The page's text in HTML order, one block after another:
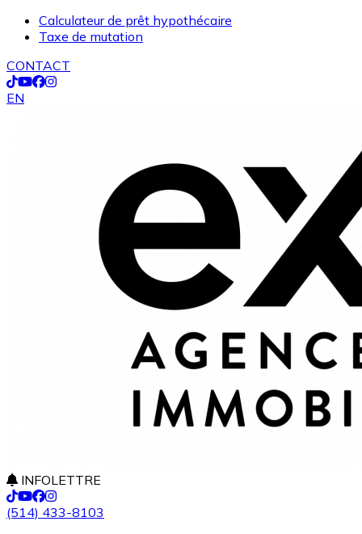
Calculateur de prêt hypothécaire
Taxe de mutation
CONTACT
EN
INFOLETTRE
(514) 433-8103